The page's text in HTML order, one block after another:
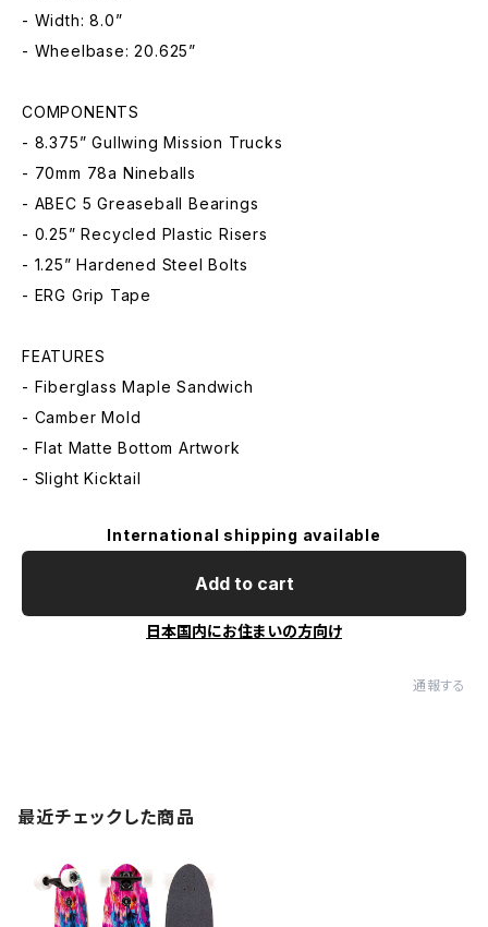
- Width: 8.0”
- Wheelbase: 20.625”
COMPONENTS
- 8.375” Gullwing Mission Trucks
- 70mm 78a Nineballs
- ABEC 5 Greaseball Bearings
- 0.25” Recycled Plastic Risers
- 1.25” Hardened Steel Bolts
- ERG Grip Tape
FEATURES
- Fiberglass Maple Sandwich
- Camber Mold
- Flat Matte Bottom Artwork
- Slight Kicktail
International shipping available
Add to cart
日本国内にお住まいの方向け
通報する
最近チェックした商品